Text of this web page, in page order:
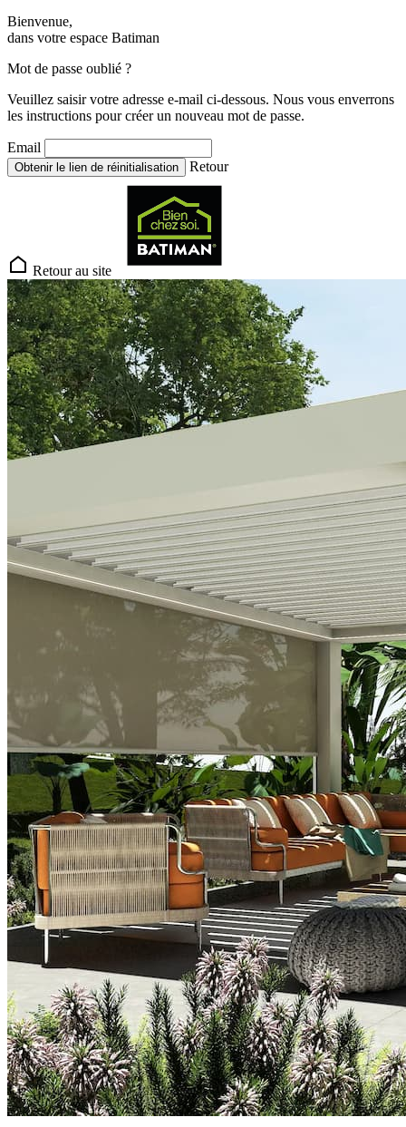
Bienvenue,
dans votre espace Batiman
Mot de passe oublié ?
Veuillez saisir votre adresse e-mail ci-dessous. Nous vous enverrons
les instructions pour créer un nouveau mot de passe.
Email
Obtenir le lien de réinitialisation Retour
Retour au site